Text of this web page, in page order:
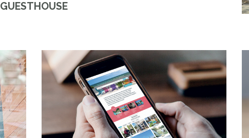
GUESTHOUSE